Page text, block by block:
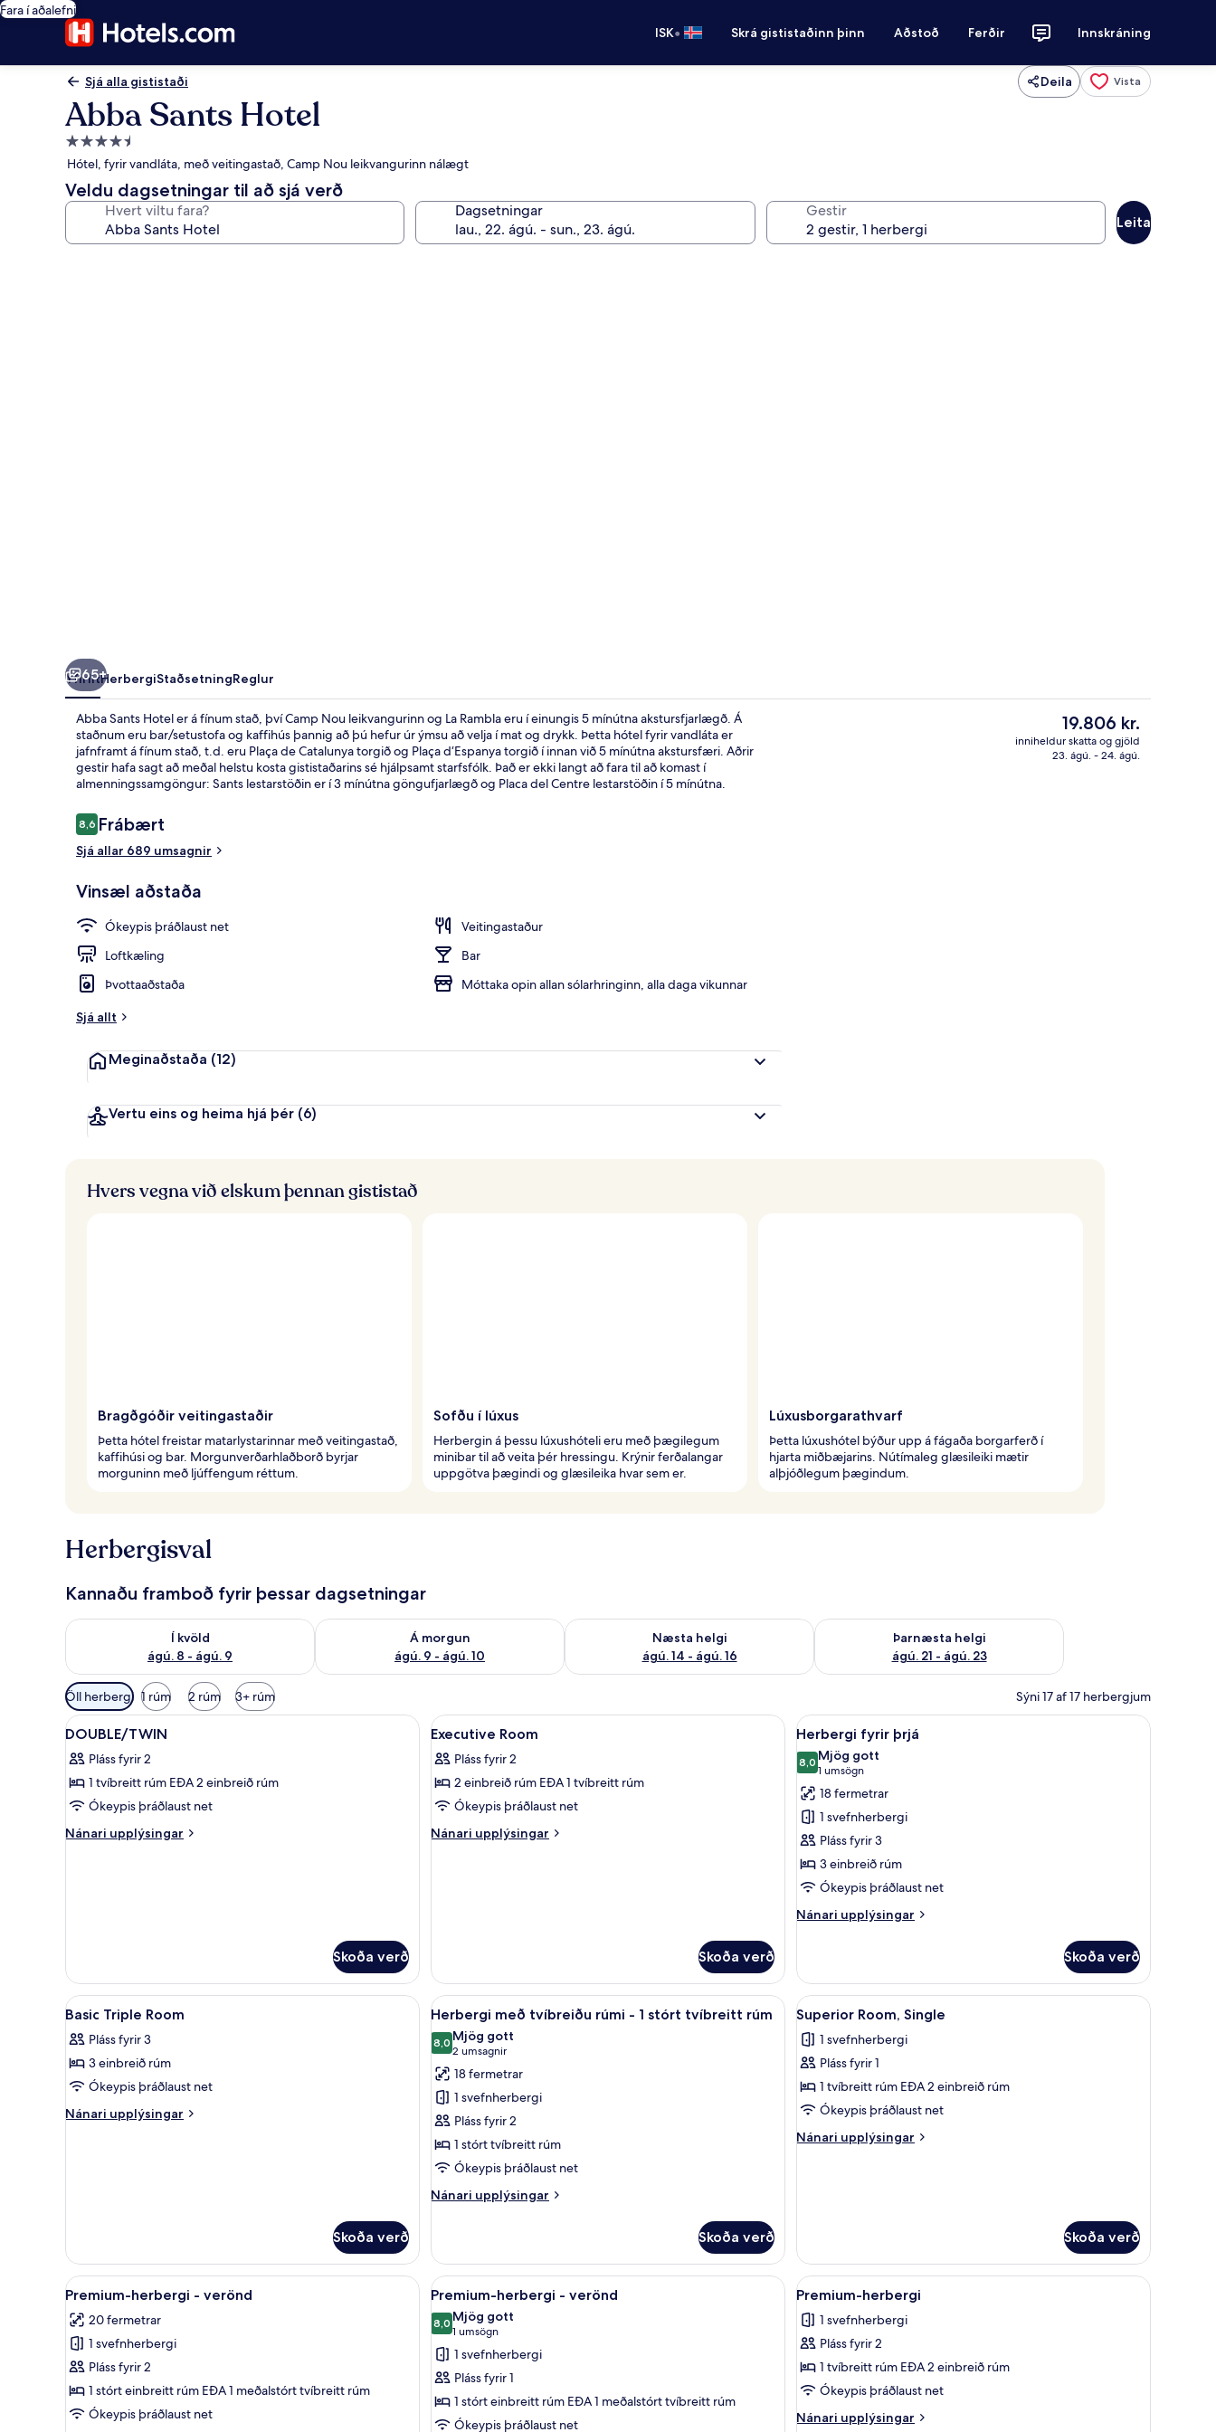
Fara í aðalefni
ISK• Skrá gististaðinn þinn Aðstoð Ferðir Innskráning
Sjá alla gististaði Deila Vista
Abba Sants Hotel
4.5
stjörnu
gististaður
Hótel, fyrir vandláta, með veitingastað, Camp Nou leikvangurinn nálægt
Veldu dagsetningar til að sjá verð
Hvert viltu fara? Dagsetningar Gestir
Leita
Míníbar, öryggishólf í herbergi,
65+
YfirlitHerbergiStaðsetningReglur
Abba Sants Hotel er á fínum stað, því Camp Nou leikvangurinn og La Rambla eru í einungis 5 mínútna akstursfjarlægð. Á
staðnum eru bar/setustofa og kaffihús þannig að þú hefur úr ýmsu að velja í mat og drykk. Þetta hótel fyrir vandláta er
jafnframt á fínum stað, t.d. eru Plaça de Catalunya torgið og Plaça d‘Espanya torgið í innan við 5 mínútna akstursfæri. Aðrir
gestir hafa sagt að meðal helstu kosta gististaðarins sé hjálpsamt starfsfólk. Það er ekki langt að fara til að komast í
almenningssamgöngur: Sants lestarstöðin er í 3 mínútna göngufjarlægð og Placa del Centre lestarstöðin í 5 mínútna.
Umsagnir
8,68,6 af 10
Frábært
Sjá allar 689 umsagnir
Vinsæl aðstaða
Ókeypis þráðlaust net
Veitingastaður
Loftkæling
Bar
Þvottaaðstaða
Móttaka opin allan sólarhringinn, alla daga vikunnar
Sjá allt
Meginaðstaða (12)
Vertu eins og heima hjá þér (6)
Núverandi
verð
er
19.806 kr.
inniheldur skatta og gjöld
23. ágú. - 24. ágú.
Hvers vegna við elskum þennan gististað
Bragðgóðir veitingastaðir
Þetta hótel freistar matarlystarinnar með veitingastað,
kaffihúsi og bar. Morgunverðarhlaðborð byrjar
morguninn með ljúffengum réttum.
Sofðu í lúxus
Herbergin á þessu lúxushóteli eru með þægilegum
minibar til að veita þér hressingu. Krýnir ferðalangar
uppgötva þægindi og glæsileika hvar sem er.
Lúxusborgarathvarf
Þetta lúxushótel býður upp á fágaða borgarferð í
hjarta miðbæjarins. Nútímaleg glæsileiki mætir
alþjóðlegum þægindum.
Herbergisval
Kannaðu framboð fyrir þessar dagsetningar
Í kvöld
ágú. 8 - ágú. 9
Athuga framboð í kvöld ágú. 8 - ágú. 9
Á morgun
ágú. 9 - ágú. 10
Athuga framboð á morgun ágú. 9 - ágú. 10
Næsta helgi
ágú. 14 - ágú. 16
Athuga framboð næstu helgi ágú. 14 - ágú. 16
Þarnæsta helgi
ágú. 21 - ágú. 23
Athuga framboð þarnæstu helgi ágú. 21 - ágú. 23
Síur
í
boði
herbergi
Öll herbergi 1 rúm 2 rúm 3+ rúm Sýni 17 af 17 herbergjum
Skoða
allar
myndir
fyrir
DOUBLE/TWIN
50
DOUBLE/TWIN
Pláss fyrir 2
1 tvíbreitt rúm EÐA 2 einbreið rúm
Ókeypis þráðlaust net
Nánari upplýsingar
Nánari
Skoða verð
Skoða
allar
myndir
fyrir
Executive
Room
Míníbar, öryggishólf í herbergi, skrifborð, vinnuaðstaða fyrir fartölvur
7
Executive Room
Pláss fyrir 2
2 einbreið rúm EÐA 1 tvíbreitt rúm
Ókeypis þráðlaust net
Nánari upplýsingar
Nánari
Skoða verð
Skoða
allar
myndir
fyrir
Herbergi
fyrir
þrjá
Míníbar, öryggishólf í herbergi, skrifborð,
9
Herbergi fyrir þrjá
8,08,0 af 10
Mjög gott
1 umsögn
(1
umsögn)
18 fermetrar
1 svefnherbergi
Pláss fyrir 3
3 einbreið rúm
Ókeypis þráðlaust net
Nánari upplýsingar
Nánari
fyrir
þrjá
Skoða verð
Skoða
allar
myndir
fyrir
Basic
Triple
Míníbar, öryggishólf í herbergi, skrifborð, vinnuaðstaða fyrir fartölvur
3
Basic Triple Room
Pláss fyrir 3
3 einbreið rúm
Ókeypis þráðlaust net
Nánari upplýsingar
Nánari
Skoða verð
Skoða
allar
myndir
fyrir
Herbergi
með
tvíbreiðu
rúmi
-
1
rúm
Míníbar, öryggishólf í herbergi, skrifborð, vinnuaðstaða fyrir fartölvur
7
Herbergi með tvíbreiðu rúmi - 1 stórt tvíbreitt rúm
8,08,0 af 10
Mjög gott
2 umsagnir
(2
umsagnir)
18 fermetrar
1 svefnherbergi
Pláss fyrir 2
1 stórt tvíbreitt rúm
Ókeypis þráðlaust net
Nánari upplýsingar
Nánari
með
tvíbreiðu
rúmi
1
stórt
tvíbreitt
rúm
Skoða verð
Skoða
allar
myndir
fyrir
Superior
Room,
Single
Míníbar, öryggishólf í herbergi, skrifborð,
8
Superior Room, Single
1 svefnherbergi
Pláss fyrir 1
1 tvíbreitt rúm EÐA 2 einbreið rúm
Ókeypis þráðlaust net
Nánari upplýsingar
Nánari
Skoða verð
Skoða
allar
myndir
fyrir
Premium-
herbergi
-
Míníbar, öryggishólf í herbergi, skrifborð, vinnuaðstaða fyrir fartölvur
16
Premium-herbergi - verönd
20 fermetrar
1 svefnherbergi
Pláss fyrir 2
1 stórt einbreitt rúm EÐA 1 meðalstórt tvíbreitt rúm
Ókeypis þráðlaust net
Skoða
allar
myndir
fyrir
Premium-
herbergi
-
Míníbar, öryggishólf í herbergi, skrifborð, vinnuaðstaða fyrir fartölvur
16
Premium-herbergi - verönd
8,08,0 af 10
Mjög gott
1 umsögn
(1
umsögn)
1 svefnherbergi
Pláss fyrir 1
1 stórt einbreitt rúm EÐA 1 meðalstórt tvíbreitt rúm
Ókeypis þráðlaust net
Skoða
allar
myndir
fyrir
Premium-
herbergi
Míníbar, öryggishólf í herbergi, skrifborð,
10
Premium-herbergi
1 svefnherbergi
Pláss fyrir 2
1 tvíbreitt rúm EÐA 2 einbreið rúm
Ókeypis þráðlaust net
Nánari upplýsingar
Nánari